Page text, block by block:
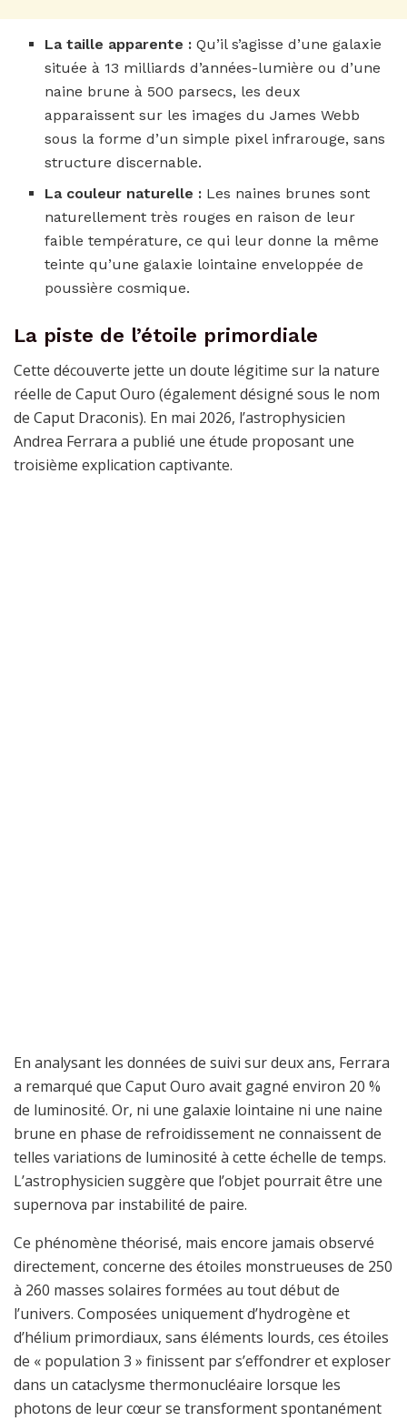
La taille apparente : Qu’il s’agisse d’une galaxie
située à 13 milliards d’années-lumière ou d’une
naine brune à 500 parsecs, les deux
apparaissent sur les images du James Webb
sous la forme d’un simple pixel infrarouge, sans
structure discernable.
La couleur naturelle : Les naines brunes sont
naturellement très rouges en raison de leur
faible température, ce qui leur donne la même
teinte qu’une galaxie lointaine enveloppée de
poussière cosmique.
La piste de l’étoile primordiale
Cette découverte jette un doute légitime sur la nature
réelle de Caput Ouro (également désigné sous le nom
de Caput Draconis). En mai 2026, l’astrophysicien
Andrea Ferrara a publié une étude proposant une
troisième explication captivante.
En analysant les données de suivi sur deux ans, Ferrara
a remarqué que Caput Ouro avait gagné environ 20 %
de luminosité. Or, ni une galaxie lointaine ni une naine
brune en phase de refroidissement ne connaissent de
telles variations de luminosité à cette échelle de temps.
L’astrophysicien suggère que l’objet pourrait être une
supernova par instabilité de paire.
Ce phénomène théorisé, mais encore jamais observé
directement, concerne des étoiles monstrueuses de 250
à 260 masses solaires formées au tout début de
l’univers. Composées uniquement d’hydrogène et
d’hélium primordiaux, sans éléments lourds, ces étoiles
de « population 3 » finissent par s’effondrer et exploser
dans un cataclysme thermonucléaire lorsque les
photons de leur cœur se transforment spontanément